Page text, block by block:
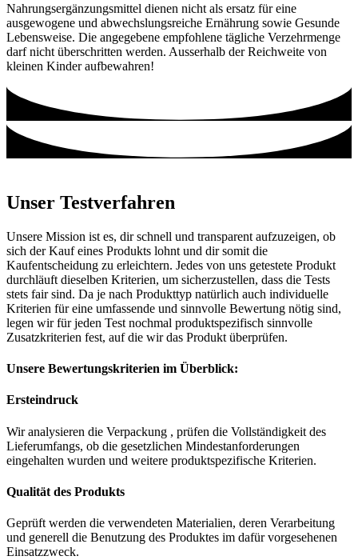
Nahrungsergänzungsmittel dienen nicht als ersatz für eine
ausgewogene und abwechslungsreiche Ernährung sowie Gesunde
Lebensweise. Die angegebene empfohlene tägliche Verzehrmenge
darf nicht überschritten werden. Ausserhalb der Reichweite von
kleinen Kinder aufbewahren!
Unser Testverfahren
Unsere Mission ist es, dir schnell und transparent aufzuzeigen, ob
sich der Kauf eines Produkts lohnt und dir somit die
Kaufentscheidung zu erleichtern. Jedes von uns getestete Produkt
durchläuft dieselben Kriterien, um sicherzustellen, dass die Tests
stets fair sind. Da je nach Produkttyp natürlich auch individuelle
Kriterien für eine umfassende und sinnvolle Bewertung nötig sind,
legen wir für jeden Test nochmal produktspezifisch sinnvolle
Zusatzkriterien fest, auf die wir das Produkt überprüfen.
Unsere Bewertungskriterien im Überblick:
Ersteindruck
Wir analysieren die Verpackung , prüfen die Vollständigkeit des
Lieferumfangs, ob die gesetzlichen Mindestanforderungen
eingehalten wurden und weitere produktspezifische Kriterien.
Qualität des Produkts
Geprüft werden die verwendeten Materialien, deren Verarbeitung
und generell die Benutzung des Produktes im dafür vorgesehenen
Einsatzzweck.